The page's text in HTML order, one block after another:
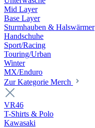
Mid Layer
Base Layer
Sturmhauben & Halswärmer
Handschuhe
Sport/Racing
Touring/Urban
Winter
MX/Enduro
Zur Kategorie Merch
VR46
T-Shirts & Polo
Kawasaki